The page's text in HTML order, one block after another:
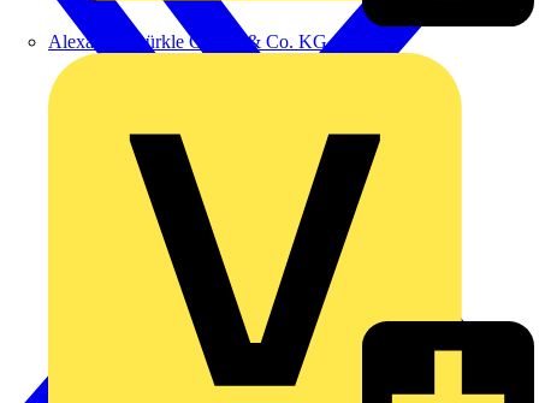
Alexander Bürkle GmbH & Co. KG